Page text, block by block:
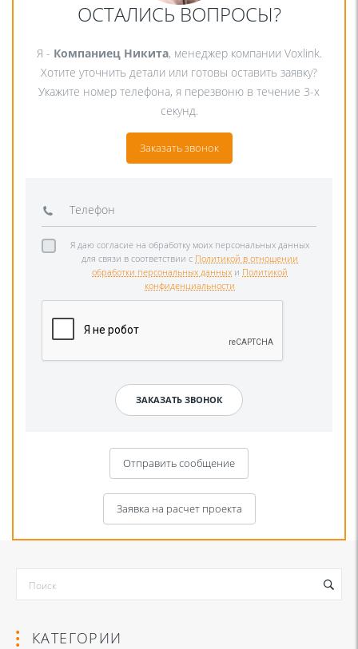
ОСТАЛИСЬ ВОПРОСЫ?
Я - Компаниец Никита, менеджер компании Voxlink.
Хотите уточнить детали или готовы оставить заявку?
Укажите номер телефона, я перезвоню в течение 3-х
секунд.
Заказать звонок
Я даю согласие на обработку моих персональных данных
для связи в соответствии с Политикой в отношении
обработки персональных данных и Политикой
конфиденциальности
Отправить сообщение
Заявка на расчет проекта
КАТЕГОРИИ